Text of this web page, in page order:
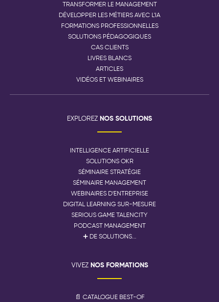
TRANSFORMER LE MANAGEMENT
DÉVELOPPER LES MÉTIERS AVEC L'IA
FORMATIONS PROFESSIONNELLES
SOLUTIONS PÉDAGOGIQUES
CAS CLIENTS
LIVRES BLANCS
ARTICLES
VIDÉOS ET WEBINAIRES
EXPLOREZ NOS SOLUTIONS
INTELLIGENCE ARTIFICIELLE
SOLUTIONS OKR
SÉMINAIRE STRATÉGIE
SÉMINAIRE MANAGEMENT
WEBINAIRES D'ENTREPRISE
DIGITAL LEARNING SUR-MESURE
SERIOUS GAME TALENCITY
PODCAST MANAGEMENT
➕ DE SOLUTIONS...
VIVEZ NOS FORMATIONS
📄 CATALOGUE BEST-OF